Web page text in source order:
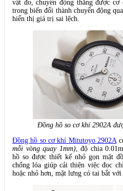
vật đo, chuyển động thẳng được cơ
trong biến đổi thành chuyển động
hiển thị giá trị sai lệch.
Đồng hồ so cơ khí 2902A
Đồng hồ so cơ khí Mitutoyo 2902A
mỗi vòng quay 1mm), độ chia
hồ so được thiết kế nhỏ gọn mặt
chống lóa giúp cải thiện việc đọc
hoặc nhỏ hơn, mặt lưng có tai bắt với